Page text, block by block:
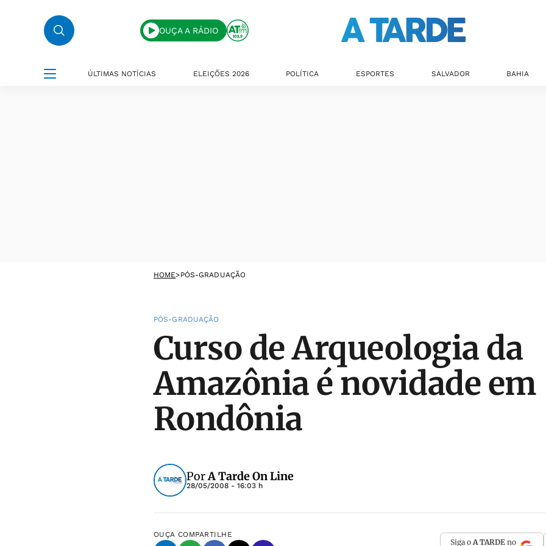
OUÇA A RÁDIO
ÚLTIMAS NOTÍCIAS ELEIÇÕES 2026 POLÍTICA ESPORTES SALVADOR BAHIA
HOME>PÓS-GRADUAÇÃO
PÓS-GRADUAÇÃO
Curso de Arqueologia da
Amazônia é novidade em
Rondônia
PorA Tarde On Line
28/05/2008 - 16:03 h
OUÇA COMPARTILHE
Siga o A TARDE no